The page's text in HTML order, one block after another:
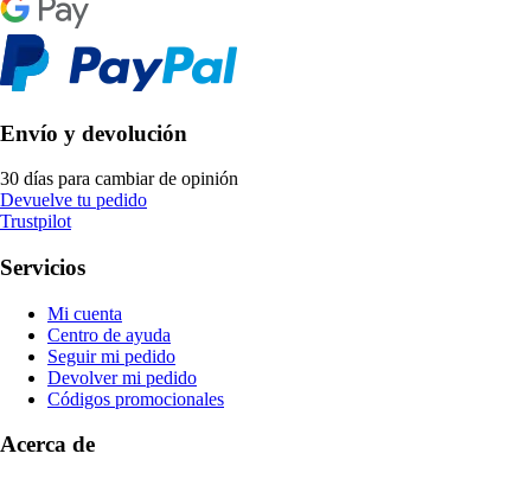
Envío y devolución
30 días para cambiar de opinión
Devuelve tu pedido
Trustpilot
Servicios
Mi cuenta
Centro de ayuda
Seguir mi pedido
Devolver mi pedido
Códigos promocionales
Acerca de